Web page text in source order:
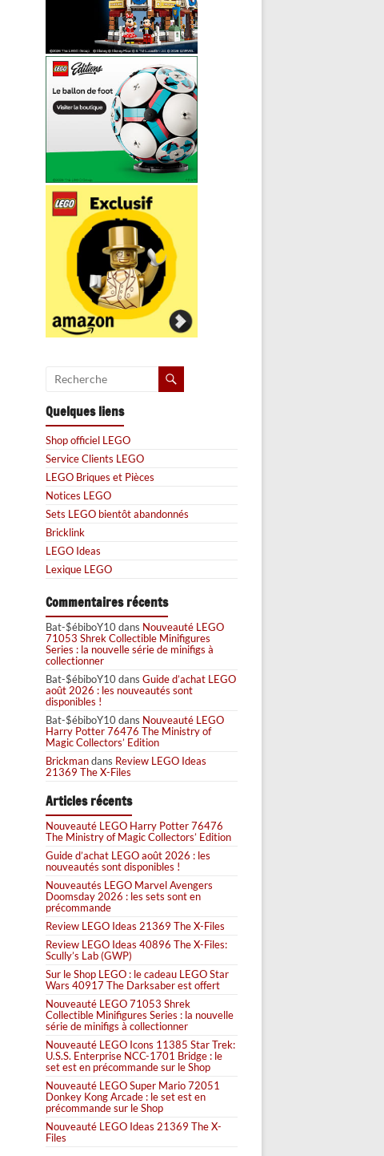
Quelques liens
Shop officiel LEGO
Service Clients LEGO
LEGO Briques et Pièces
Notices LEGO
Sets LEGO bientôt abandonnés
Bricklink
LEGO Ideas
Lexique LEGO
Commentaires récents
Bat-$ébiboY10dans Nouveauté LEGO
71053 Shrek Collectible Minifigures
Series : la nouvelle série de minifigs à
collectionner
Bat-$ébiboY10dans Guide d’achat LEGO
août 2026 : les nouveautés sont
disponibles !
Bat-$ébiboY10dans Nouveauté LEGO
Harry Potter 76476 The Ministry of
Magic Collectors’ Edition
Brickmandans Review LEGO Ideas
21369 The X-Files
Articles récents
Nouveauté LEGO Harry Potter 76476
The Ministry of Magic Collectors’ Edition
Guide d’achat LEGO août 2026 : les
nouveautés sont disponibles !
Nouveautés LEGO Marvel Avengers
Doomsday 2026 : les sets sont en
précommande
Review LEGO Ideas 21369 The X-Files
Review LEGO Ideas 40896 The X-Files:
Scully’s Lab (GWP)
Sur le Shop LEGO : le cadeau LEGO Star
Wars 40917 The Darksaber est offert
Nouveauté LEGO 71053 Shrek
Collectible Minifigures Series : la nouvelle
série de minifigs à collectionner
Nouveauté LEGO Icons 11385 Star Trek:
U.S.S. Enterprise NCC-1701 Bridge : le
set est en précommande sur le Shop
Nouveauté LEGO Super Mario 72051
Donkey Kong Arcade : le set est en
précommande sur le Shop
Nouveauté LEGO Ideas 21369 The X-
Files